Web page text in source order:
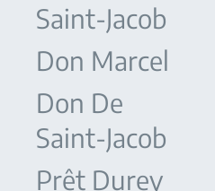
Saint-Jacob
Don Marcel
Don De
Saint-Jacob
Prêt Durey